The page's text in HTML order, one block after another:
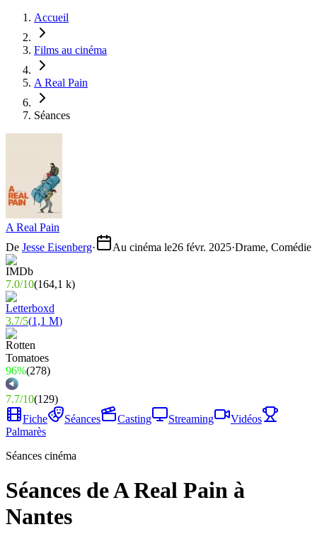
Accueil
Films au cinéma
A Real Pain
Séances
A Real Pain
De Jesse Eisenberg· Au cinéma le26 févr. 2025·Drame, Comédie
7.0/10(164,1 k)
3.7/5(1,1 M)
96%(278)
7.7/10(129)
Fiche
Séances Casting Streaming
Vidéos
Palmarès
Séances cinéma
Séances de A Real Pain à
Nantes